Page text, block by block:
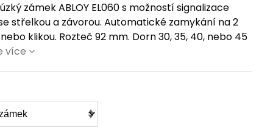
zámek ABLOY EL060 s možností signalizace
střelkou a závorou. Automatické zamykání na 2
klikou. Rozteč 92 mm. Dorn 30, 35, 40, nebo 45
více